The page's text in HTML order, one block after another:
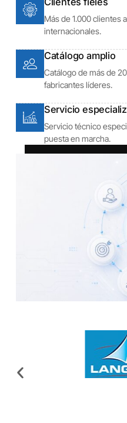
Más de 1.000 clientes
internacionales.
Catálogo amplio
Catálogo de más de
fabricantes líderes.
Servicio
Servicio técnico
puesta en marcha.